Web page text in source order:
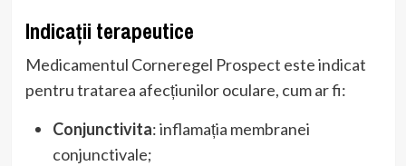
Indicații terapeutice
Medicamentul Corneregel Prospect este indicat
pentru tratarea afecțiunilor oculare, cum ar fi:
Conjunctivita: inflamația membranei
conjunctivale;